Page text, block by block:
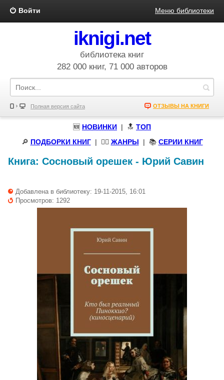
Войти Меню библиотеки
iknigi.net
библиотека книг
282 000 книг, 71 000 авторов
Полная версия сайта ОТЗЫВЫ НА КНИГИ
🆕 НОВИНКИ | 🔝 ТОП
🔎 ПОДБОРКИ КНИГ| 🧝‍♀️ ЖАНРЫ | 📚 СЕРИИ КНИГ
Книга: Сосновый орешек - Юрий Савин
Добавлена в библиотеку: 19-11-2015, 16:01
Просмотров: 1292